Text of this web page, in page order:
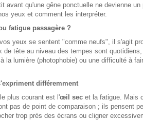
avant qu'une gêne ponctuelle ne devienne
yeux et comment les interpréter.
fatigue passagère ?
yeux se sentent "comme neufs", il s'agit
de tête au niveau des tempes sont
la lumière (photophobie) ou une difficulté à
différemment
plus courant est l'œil sec et la fatigue. Mais
pas de point de comparaison ; ils pensent
trop près des écrans ou cligner